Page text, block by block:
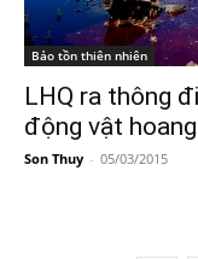
Bảo tồn thiên nhiên
LHQ ra thông
động vật
Son Thuy - 05/03/2015